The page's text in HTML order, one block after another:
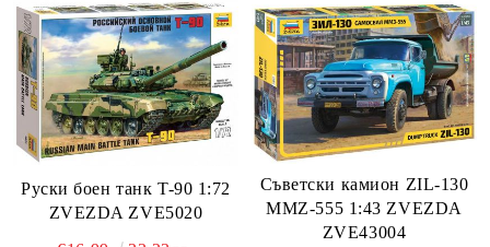
Руски боен танк T-90 1:72
ZVEZDA ZVE5020
Съветски камион ZIL-130
MMZ-555 1:43 ZVEZDA
ZVE43004